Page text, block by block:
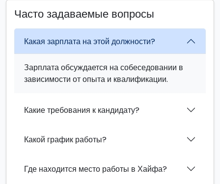
Часто задаваемые вопросы
Какая зарплата на этой должности?
Зарплата обсуждается на собеседовании в
зависимости от опыта и квалификации.
Какие требования к кандидату?
Какой график работы?
Где находится место работы в Хайфа?